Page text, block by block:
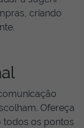
criando
Ofereça
todos os pontos